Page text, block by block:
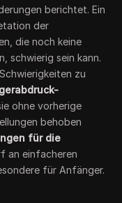
berichtet. Ein
der
die noch keine
schwierig sein kann.
zu
ohne vorherige
behoben
für die
an einfacheren
für Anfänger.